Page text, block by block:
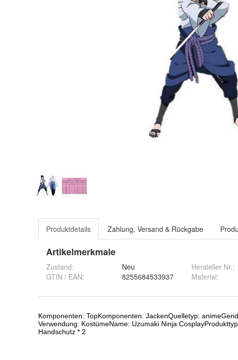
Produktdetails Zahlung, Versand & Rückgabe
Artikelmerkmale
Zustand:
Neu
GTIN / EAN:
8255684533937
Hersteller Nr.:
Material: